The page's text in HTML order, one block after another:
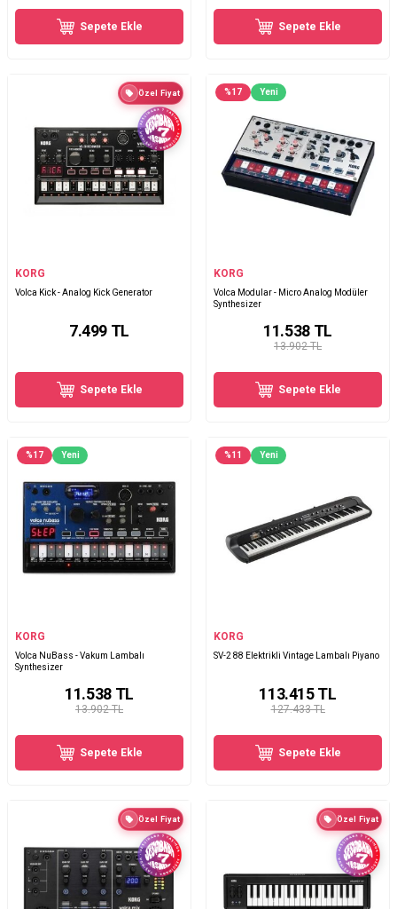
Sepete Ekle Sepete Ekle
Özel Fiyat
KORG
Volca Kick - Analog Kick Generator
7.499 TL
Sepete Ekle
%17 Yeni
KORG
Volca Modular - Micro Analog Modüler
Synthesizer
13.902 TL
11.538TL
Sepete Ekle
%17 Yeni
KORG
Volca NuBass - Vakum Lambalı
Synthesizer
13.902 TL
11.538TL
Sepete Ekle
%11 Yeni
KORG
SV-2 88 Elektrikli Vintage Lambalı Piyano
127.433 TL
113.415TL
Sepete Ekle
Özel Fiyat Özel Fiyat